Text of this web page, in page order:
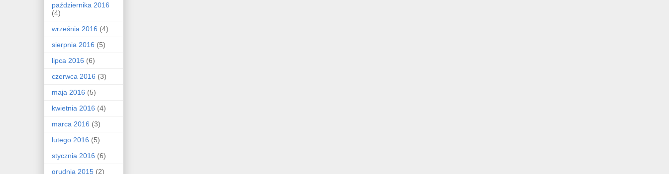
października 2016
(4)
września 2016 (4)
sierpnia 2016 (5)
lipca 2016 (6)
czerwca 2016 (3)
maja 2016 (5)
kwietnia 2016 (4)
marca 2016 (3)
lutego 2016 (5)
stycznia 2016 (6)
grudnia 2015 (2)